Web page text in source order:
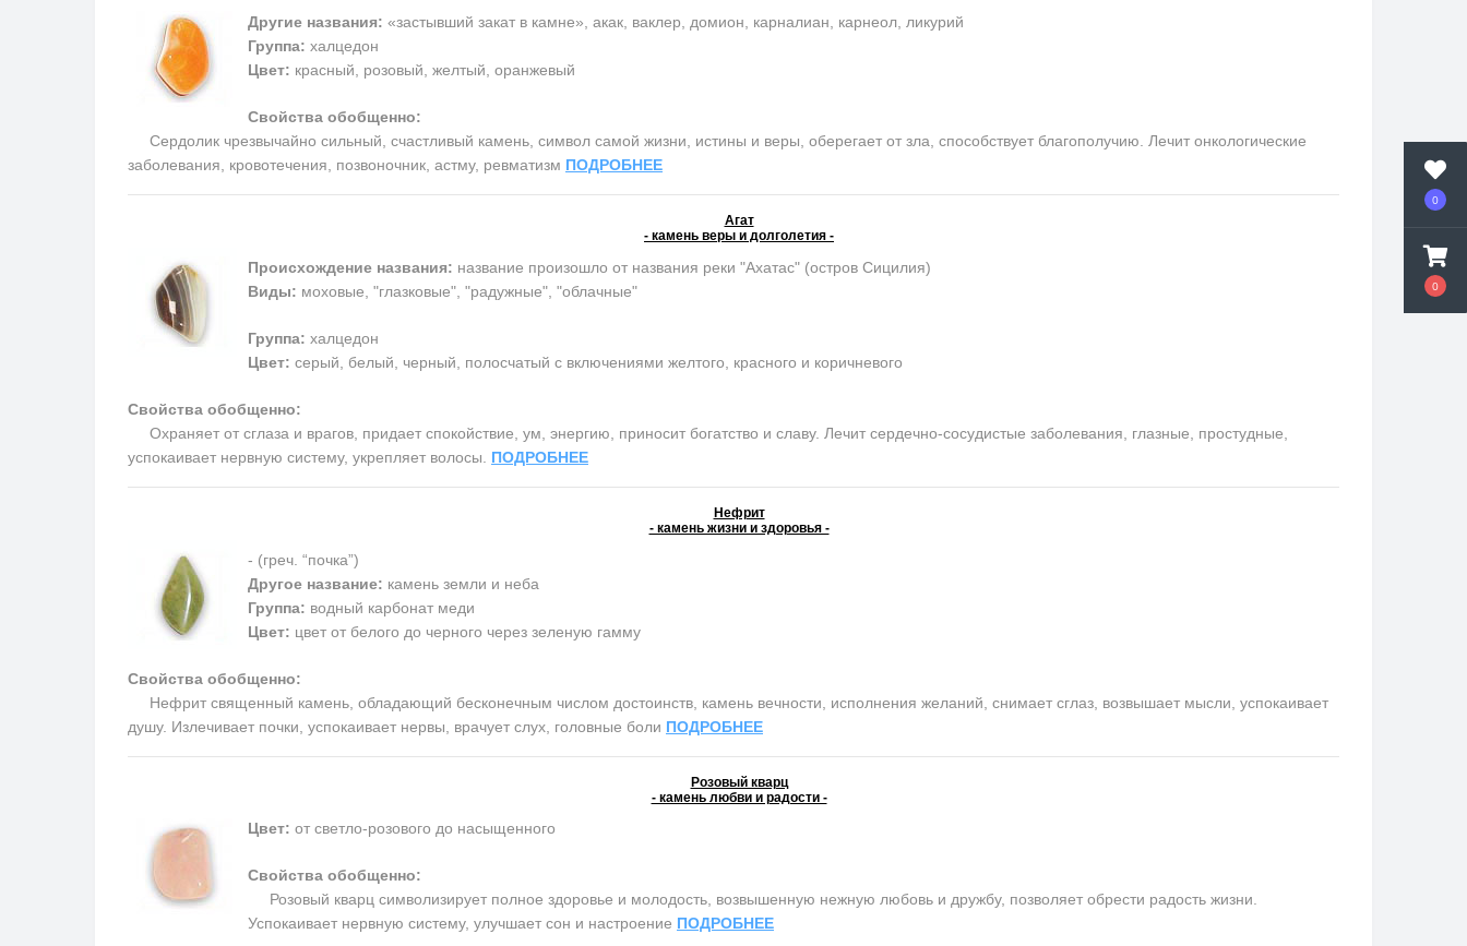
0
0
Другие названия: «застывший закат в камне», акак, ваклер, домион, карналиан, карнеол, ликурий
Группа: халцедон
Цвет: красный, розовый, желтый, оранжевый
Свойства обобщенно:
Сердолик чрезвычайно сильный, счастливый камень, символ самой жизни, истины и веры, оберегает от зла, способствует благополучию. Лечит онкологические
заболевания, кровотечения, позвоночник, астму, ревматизм ПОДРОБНЕЕ
Агат
- камень веры и долголетия -
Происхождение названия: название произошло от названия реки "Ахатас" (остров Сицилия)
Виды: моховые, "глазковые", "радужные", "облачные"
Группа: халцедон
Цвет: серый, белый, черный, полосчатый с включениями желтого, красного и коричневого
Свойства обобщенно:
Охраняет от сглаза и врагов, придает спокойствие, ум, энергию, приносит богатство и славу. Лечит сердечно-сосудистые заболевания, глазные, простудные,
успокаивает нервную систему, укрепляет волосы. ПОДРОБНЕЕ
Нефрит
- камень жизни и здоровья -
- (греч. “почка”)
Другое название: камень земли и неба
Группа: водный карбонат меди
Цвет: цвет от белого до черного через зеленую гамму
Свойства обобщенно:
Нефрит священный камень, обладающий бесконечным числом достоинств, камень вечности, исполнения желаний, снимает сглаз, возвышает мысли, успокаивает
душу. Излечивает почки, успокаивает нервы, врачует слух, головные боли ПОДРОБНЕЕ
Розовый кварц
- камень любви и радости -
Цвет: от светло-розового до насыщенного
Свойства обобщенно:
Розовый кварц символизирует полное здоровье и молодость, возвышенную нежную любовь и дружбу, позволяет обрести радость жизни.
Успокаивает нервную систему, улучшает сон и настроение ПОДРОБНЕЕ